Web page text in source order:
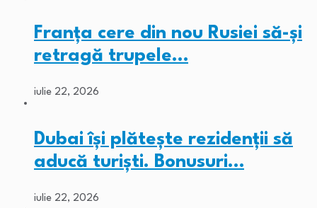
Franța cere din nou Rusiei să-și
retragă trupele…
iulie 22, 2026
Dubai își plătește rezidenții să
aducă turiști. Bonusuri…
iulie 22, 2026